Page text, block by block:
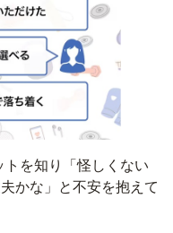
を知り「怪しくない
かな」と不安を抱えて